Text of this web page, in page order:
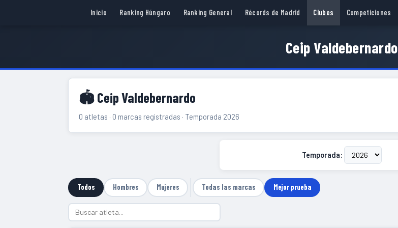
Inicio Ranking Húngaro Ranking General Récords de Madrid Clubes Competiciones
Ceip Valdebernardo
🏟 Ceip Valdebernardo
0 atletas · 0 marcas registradas · Temporada 2026
Temporada:
Todos Hombres Mujeres Todas las marcas Mejor prueba